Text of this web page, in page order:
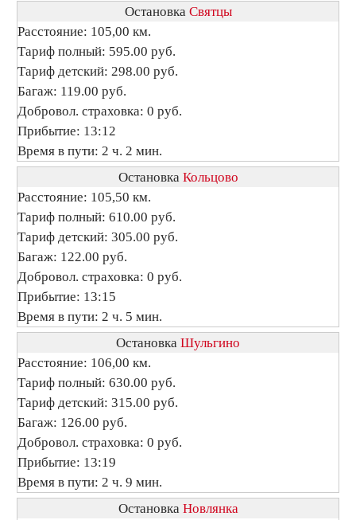
Остановка Святцы
Расстояние: 105,00 км.
Тариф полный: 595.00 руб.
Тариф детский: 298.00 руб.
Багаж: 119.00 руб.
Добровол. страховка: 0 руб.
Прибытие: 13:12
Время в пути: 2 ч. 2 мин.
Остановка Кольцово
Расстояние: 105,50 км.
Тариф полный: 610.00 руб.
Тариф детский: 305.00 руб.
Багаж: 122.00 руб.
Добровол. страховка: 0 руб.
Прибытие: 13:15
Время в пути: 2 ч. 5 мин.
Остановка Шульгино
Расстояние: 106,00 км.
Тариф полный: 630.00 руб.
Тариф детский: 315.00 руб.
Багаж: 126.00 руб.
Добровол. страховка: 0 руб.
Прибытие: 13:19
Время в пути: 2 ч. 9 мин.
Остановка Новлянка